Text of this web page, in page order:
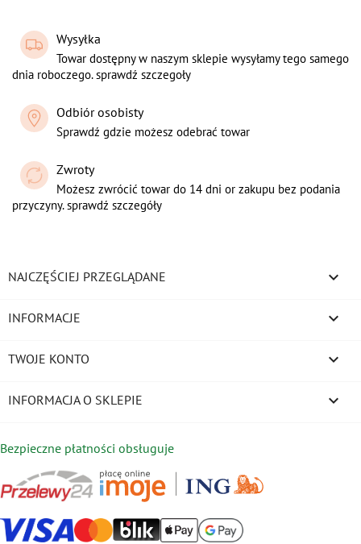
Wysyłka
Towar dostępny w naszym sklepie wysyłamy tego samego
dnia roboczego. sprawdź szczegoły
Odbiór osobisty
Sprawdź gdzie możesz odebrać towar
Zwroty
Możesz zwrócić towar do 14 dni or zakupu bez podania
przyczyny. sprawdź szczegóły
NAJCZĘŚCIEJ PRZEGLĄDANE 
INFORMACJE 
TWOJE KONTO 
INFORMACJA O SKLEPIE keyboard_arrow_down
Bezpieczne płatności obsługuje